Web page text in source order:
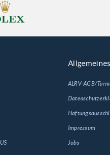
Allgemeines
ALRV-AGB/
Impressum
Jobs